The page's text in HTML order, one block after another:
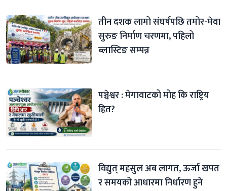
तीन दशक लामो संघर्षपछि तमोर-मेवा
सुरुङ निर्माण चरणमा, पहिलो
ब्लास्टिङ सम्पन्न
पञ्चेश्वर : मेगावाटको मोह कि राष्ट्रिय
हित?
विद्युत् महसुल अब लागत, ऊर्जा खपत
र समयको आधारमा निर्धारण हुने